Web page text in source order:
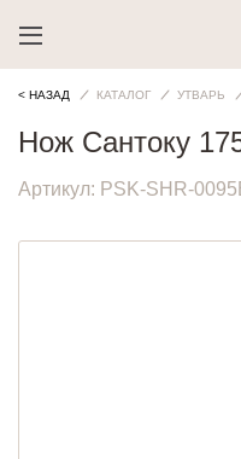
< НАЗАД КАТАЛОГ УТВАРЬ
Нож Сантоку
Артикул: PSK-SHR-